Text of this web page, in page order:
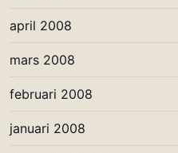
april 2008
mars 2008
februari 2008
januari 2008